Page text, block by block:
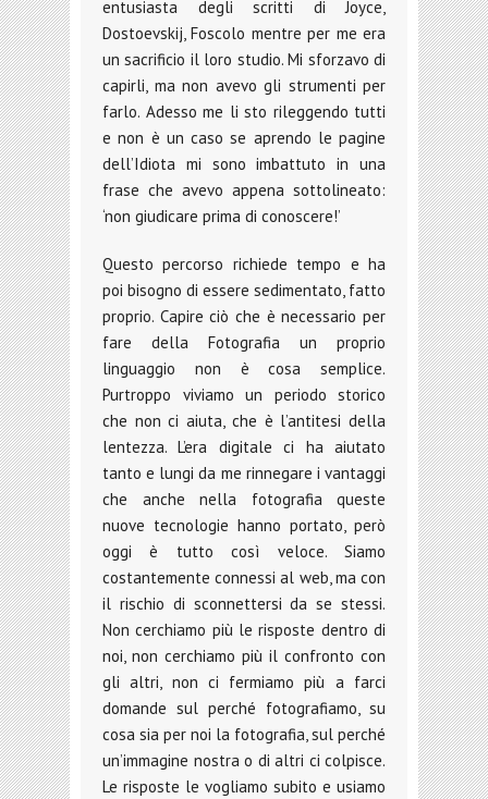
entusiasta degli scritti di Joyce,
Dostoevskij, Foscolo mentre per me era
un sacrificio il loro studio. Mi sforzavo di
capirli, ma non avevo gli strumenti per
farlo. Adesso me li sto rileggendo tutti
e non è un caso se aprendo le pagine
dell’Idiota mi sono imbattuto in una
frase che avevo appena sottolineato:
‘non giudicare prima di conoscere!’
Questo percorso richiede tempo e ha
poi bisogno di essere sedimentato, fatto
proprio. Capire ciò che è necessario per
fare della Fotografia un proprio
linguaggio non è cosa semplice.
Purtroppo viviamo un periodo storico
che non ci aiuta, che è l’antitesi della
lentezza. L’era digitale ci ha aiutato
tanto e lungi da me rinnegare i vantaggi
che anche nella fotografia queste
nuove tecnologie hanno portato, però
oggi è tutto così veloce. Siamo
costantemente connessi al web, ma con
il rischio di sconnettersi da se stessi.
Non cerchiamo più le risposte dentro di
noi, non cerchiamo più il confronto con
gli altri, non ci fermiamo più a farci
domande sul perché fotografiamo, su
cosa sia per noi la fotografia, sul perché
un’immagine nostra o di altri ci colpisce.
Le risposte le vogliamo subito e usiamo